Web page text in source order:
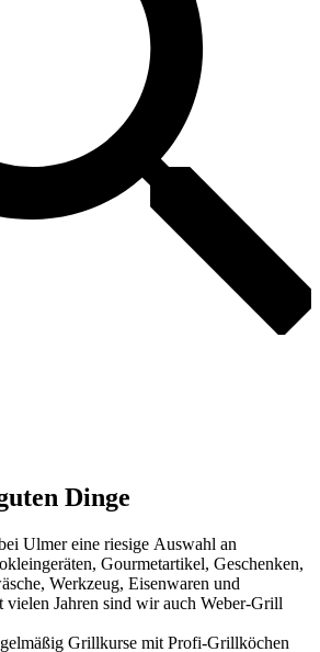
Dinge
Ulmer eine riesige Auswahl an
Gourmetartikel, Geschenken,
Werkzeug, Eisenwaren und
vielen Jahren sind wir auch Weber-Grill
Grillkurse mit Profi-Grillköchen